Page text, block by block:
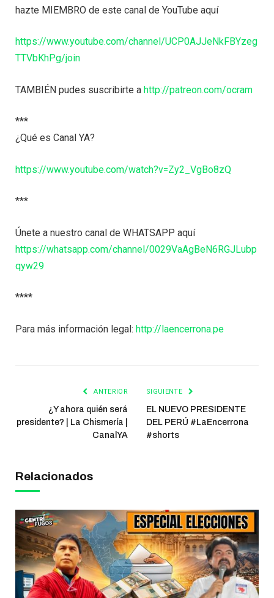
hazte MIEMBRO de este canal de YouTube aquí
https://www.youtube.com/channel/UCP0AJJeNkFBYzeg
TTVbKhPg/join
TAMBIÉN pudes suscribirte a http://patreon.com/ocram
***
¿Qué es Canal YA?
https://www.youtube.com/watch?v=Zy2_VgBo8zQ
***
Únete a nuestro canal de WHATSAPP aquí
https://whatsapp.com/channel/0029VaAgBeN6RGJLubp
qyw29
****
Para más información legal: http://laencerrona.pe
ANTERIOR
¿Y ahora quién será
presidente? | La Chismería |
CanalYA
SIGUIENTE
EL NUEVO PRESIDENTE
DEL PERÚ #LaEncerrona
#shorts
Relacionados